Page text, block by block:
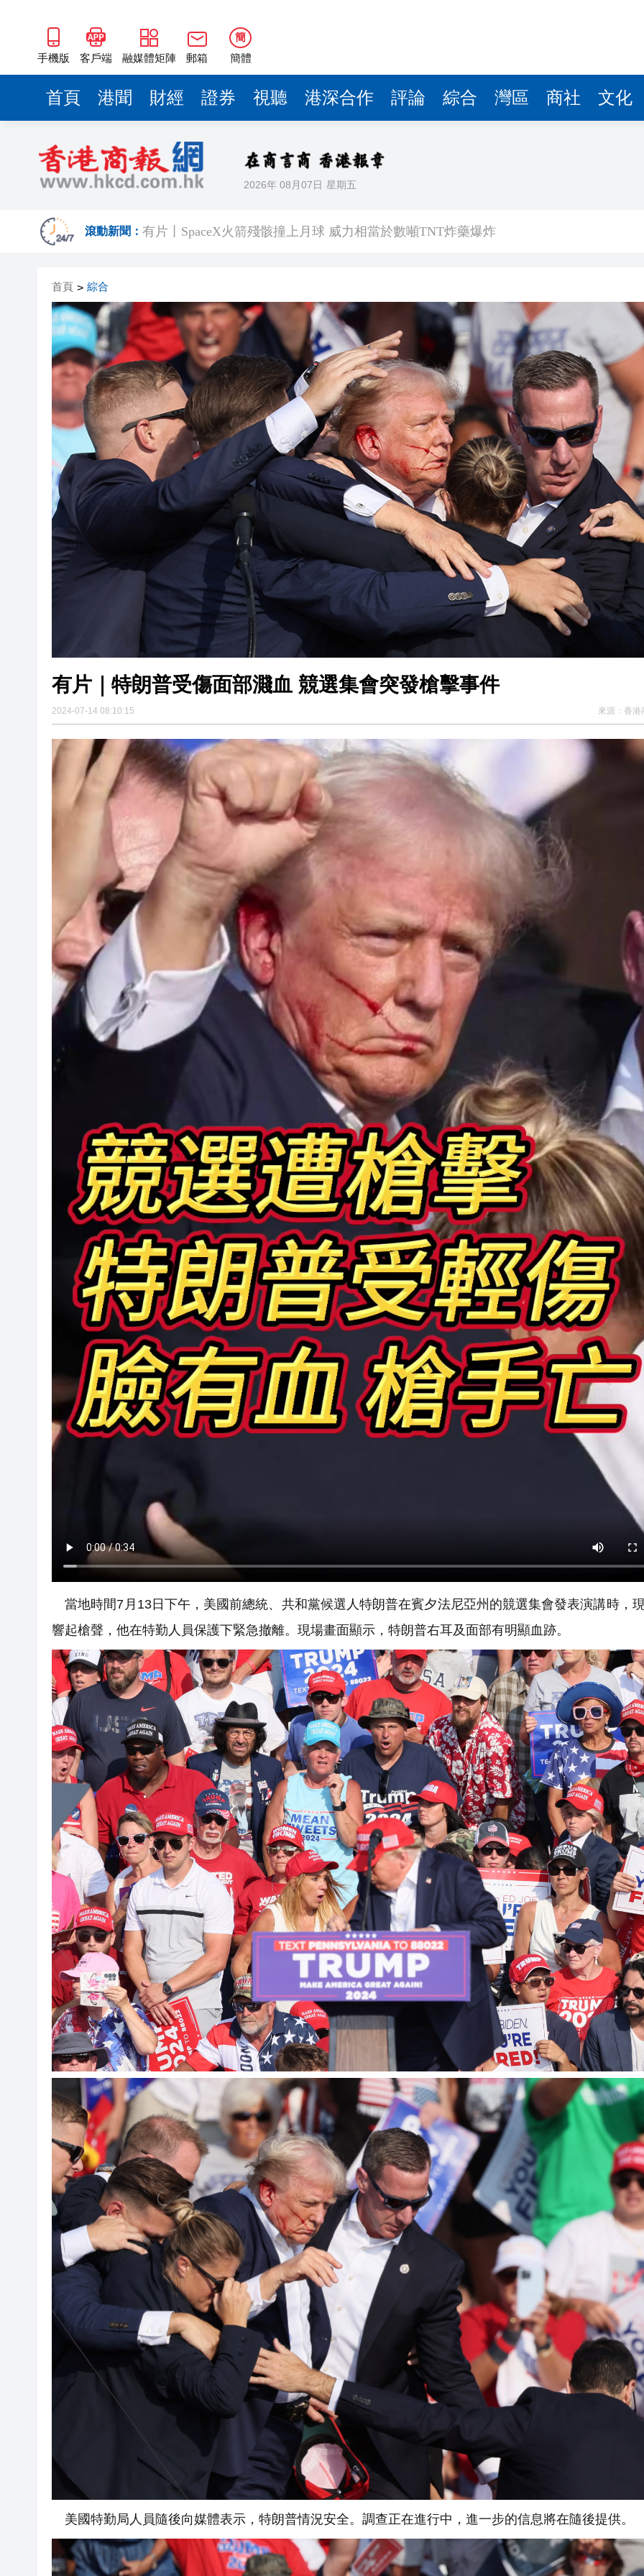
手機版 客戶端 融媒體矩陣 郵箱
簡
簡體
首頁 港聞 財經 證券 視聽 港深合作 評論 綜合 灣區 商社 文化
2026年 08月07日 星期五
滾動新聞： 有片丨SpaceX火箭殘骸撞上月球 威力相當於數噸TNT炸藥爆炸
滙豐據報出售東京總部大樓 計劃遷至新大樓
印度宣布成功試射中程彈道導彈，可攜帶核彈頭
利雅得航空與中國航信簽署合作協議加強互聯互通
光伏硅料八巨頭簽署倡議：不得低於成本價銷售
首頁 > 綜合
有片｜特朗普受傷面部濺血 競選集會突發槍擊事件
2024-07-14 08:10:15 來源： 香港
當地時間7月13日下午，美國前總統、共和黨候選人特朗普在賓夕法尼亞州的競選集會發表演講時，
響起槍聲，他在特勤人員保護下緊急撤離。現場畫面顯示，特朗普右耳及面部有明顯血跡。
美國特勤局人員隨後向媒體表示，特朗普情況安全。調查正在進行中，進一步的信息將在隨後提供。